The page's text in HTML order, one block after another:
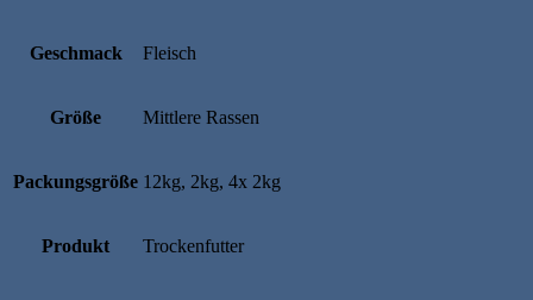
Geschmack Fleisch
Größe Mittlere Rassen
Packungsgröße 12kg, 2kg, 4x 2kg
Produkt Trockenfutter